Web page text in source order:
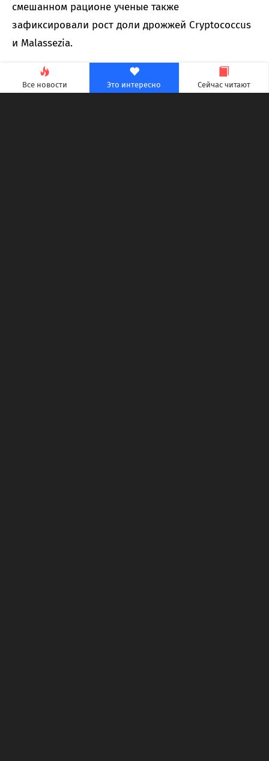
Все новости Это интересно Сейчас читают
смешанном рационе ученые также
зафиксировали рост доли дрожжей Cryptococcus
и Malassezia.